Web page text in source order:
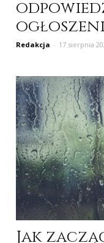
Redakcja - 17 sierpnia
Jak